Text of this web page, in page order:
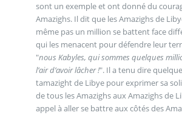
sont un exemple et ont donné du
Amazighs. Il dit que les Amazighs de
même pas un million se battent face
qui les menacent pour défendre leur
"nous Kabyles, qui sommes quelques
l’air d’avoir lâcher !". Il a tenu dire
tamazight de Libye pour exprimer sa
de tous les Amazighs aux Amazighs de
appel à aller se battre aux côtés des